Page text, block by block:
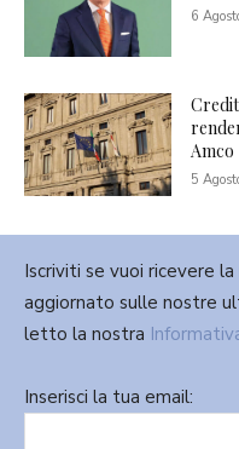
6
Amco
5
Iscriviti se vuoi ricevere
aggiornato sulle nostre
letto la nostra
Inserisci la tua email: